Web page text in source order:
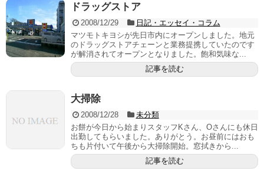
ドラッグストア
2008/12/29
日記・エッセイ・コラム
マツモトキヨシが先日市内にオープンしました。地元
のドラッグストアチェーンと業務提携していたのです
が解消されてオープンとなりました。飽和気味な...
記事を読む
大掃除
2008/12/28
未分類
お餅が今日から始まりスタッフKさん、Oさんにも休日
出勤してもらいました。ありがとう。お昼前にはおも
ちも片付いて午後から大掃除開始。窓拭きから...
記事を読む